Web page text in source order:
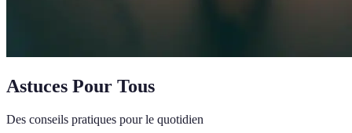
Astuces Pour Tous
Des conseils pratiques pour le quotidien